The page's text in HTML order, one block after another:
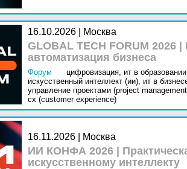
16.10.2026 | Москва
GLOBAL TECH FORUM
автоматизация бизнеса
Форум цифровизация, ит в
искусственный интеллект (ии), ит в
управление проектами (project
cx (customer experience)
16.11.2026 | Москва
ИИ КОНФА 2026 |
искусственному интеллекту